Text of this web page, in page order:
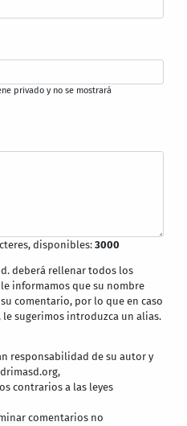
privado y no se mostrará
disponibles:3000
deberá rellenar todos los
informamos que su nombre
comentario, por lo que en caso
sugerimos introduzca un alias.
responsabilidad de su autor y
contrarios a las leyes
comentarios no